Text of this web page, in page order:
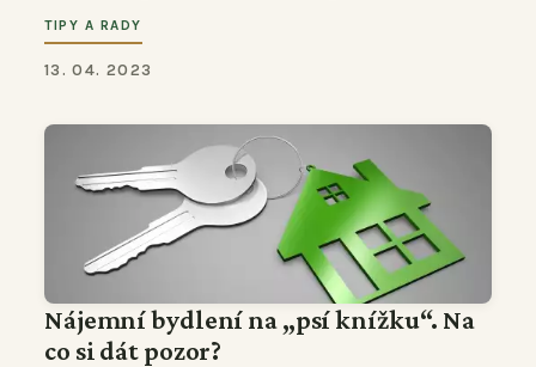
TIPY A RADY
13. 04. 2023
Nájemní bydlení na „psí knížku“. Na
co si dát pozor?